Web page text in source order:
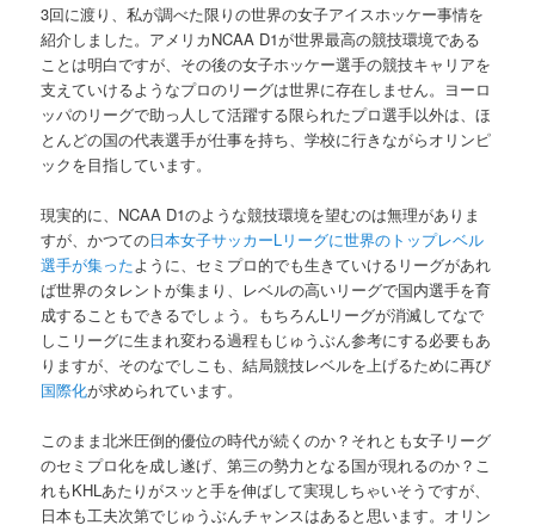
3回に渡り、私が調べた限りの世界の女子アイスホッケー事情を
紹介しました。アメリカNCAA D1が世界最高の競技環境である
ことは明白ですが、その後の女子ホッケー選手の競技キャリアを
支えていけるようなプロのリーグは世界に存在しません。ヨーロ
ッパのリーグで助っ人して活躍する限られたプロ選手以外は、ほ
とんどの国の代表選手が仕事を持ち、学校に行きながらオリンピ
ックを目指しています。
現実的に、NCAA D1のような競技環境を望むのは無理がありま
すが、かつての日本女子サッカーLリーグに世界のトップレベル
選手が集ったように、セミプロ的でも生きていけるリーグがあれ
ば世界のタレントが集まり、レベルの高いリーグで国内選手を育
成することもできるでしょう。もちろんLリーグが消滅してなで
しこリーグに生まれ変わる過程もじゅうぶん参考にする必要もあ
りますが、そのなでしこも、結局競技レベルを上げるために再び
国際化が求められています。
このまま北米圧倒的優位の時代が続くのか？それとも女子リーグ
のセミプロ化を成し遂げ、第三の勢力となる国が現れるのか？こ
れもKHLあたりがスッと手を伸ばして実現しちゃいそうですが、
日本も工夫次第でじゅうぶんチャンスはあると思います。オリン